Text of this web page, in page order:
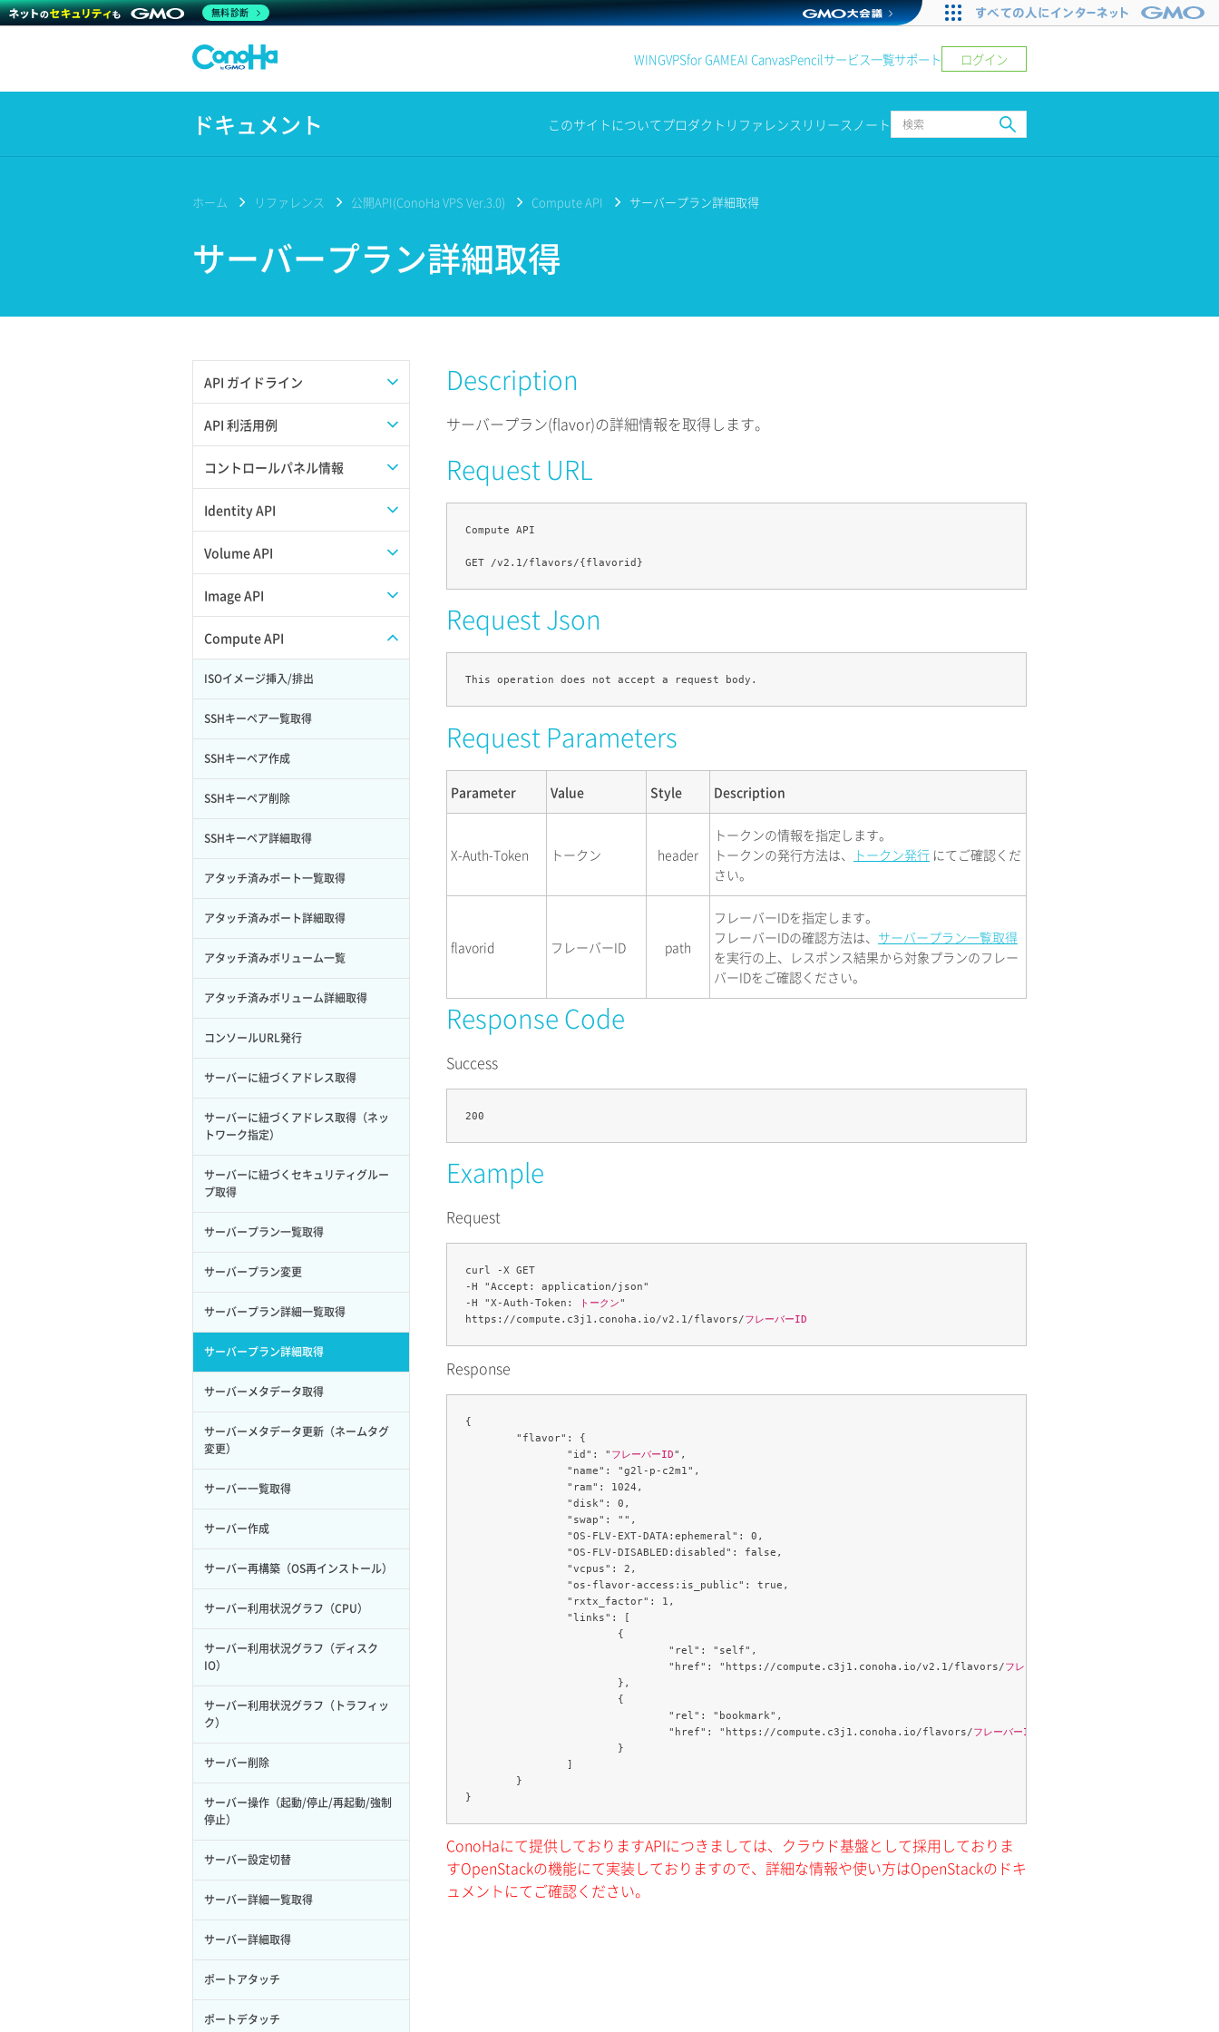
WINGVPSfor GAMEAI CanvasPencilサービス一覧サポート ログイン
ドキュメント このサイトについてプロダクト リファレンス リリースノート
ホーム リファレンス 公開API(ConoHa VPS Ver.3.0) Compute API サーバープラン詳細取得
サーバープラン詳細取得
API ガイドライン
APIのご利用について
API 利活用例
APIでAPIサブユーザーを作成する
APIでVPSにISOイメージを挿入する
APIでVPSを作成する
コントロールパネル情報
APIユーザーを作成する
API情報を確認する
Identity API
Credential一覧取得
Credential作成
Credential削除
Credential詳細取得
サブユーザーからロールを紐づけ解除
サブユーザーにロールを紐づけ
サブユーザー一覧取得
サブユーザー作成
サブユーザー削除
サブユーザー更新
サブユーザー詳細取得
トークン発行
パーミッション一覧取得
ロールからパーミッションを紐づけ解
除
ロールにパーミッションを紐づけ
ロール一覧取得
Volume API
スナップショット一覧取得
スナップショット作成
スナップショット削除
スナップショット復元
スナップショット詳細一覧取得
スナップショット詳細取得（アイテム
ボリューム一覧取得
ボリューム作成
ボリューム削除
ボリューム更新
ボリューム詳細一覧取得
ボリューム詳細取得
自動バックアップ有効化
自動バックアップ無効化
Image API
ISOイメージアップロード
ISOイメージ作成
イメージ一覧取得
イメージ保存使用量取得
イメージ保存容量取得
イメージ保存容量変更
イメージ削除
イメージ詳細取得
Compute API
ISOイメージ挿入/排出
SSHキーペア一覧取得
SSHキーペア作成
SSHキーペア削除
SSHキーペア詳細取得
アタッチ済みポート一覧取得
アタッチ済みポート詳細取得
アタッチ済みボリューム一覧
アタッチ済みボリューム詳細取得
コンソールURL発行
サーバーに紐づくアドレス取得
サーバーに紐づくアドレス取得（ネッ
トワーク指定）
サーバーに紐づくセキュリティグルー
プ取得
サーバープラン一覧取得
サーバープラン変更
サーバープラン詳細一覧取得
サーバープラン詳細取得
サーバーメタデータ取得
サーバーメタデータ更新（ネームタグ
変更）
サーバー一覧取得
サーバー作成
サーバー再構築（OS再インストール）
サーバー利用状況グラフ（CPU）
サーバー利用状況グラフ（ディスク
IO）
サーバー利用状況グラフ（トラフィッ
ク）
サーバー削除
サーバー操作（起動/停止/再起動/強制
停止）
サーバー設定切替
サーバー詳細一覧取得
サーバー詳細取得
ポートアタッチ
ポートデタッチ
Description
サーバープラン(flavor)の詳細情報を取得します。
Request URL
Compute API
Request Json
Request Parameters
Parameter Value Style Description
X-Auth-Token トークン header
トークンの情報を指定します。
トークンの発行方法は、
トークン発行 にてご確認くだ
さい。
flavorid フレーバーID path
フレーバーIDを指定します。
フレーバーIDの確認方法は、 サーバープラン一覧取得
を実行の上、レスポンス結果から対象プランのフレー
バーIDをご確認ください。
Response Code
Success
Example
Request
curl -X GET
-H "Accept: application/json"
-H "X-Auth-Token:
トークン"
https://compute.c3j1.conoha.io/v2.1/flavors/フレーバーID
Response
{
		"id": "
フレーバーID",
				"href": "https://compute.c3j1.conoha.io/v2.1/flavors/
フレーバーID
				"href": "https://compute.c3j1.conoha.io/flavors/
フレーバーID
ConoHaにて提供しておりますAPIにつきましては、クラウド基盤として採用しておりま
すOpenStackの機能にて実装しておりますので、詳細な情報や使い方はOpenStackのドキ
ュメントにてご確認ください。
無料診断